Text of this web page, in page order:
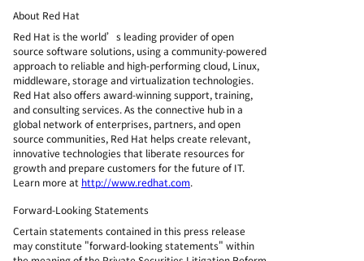
About Red Hat
Red Hat is the world’s leading provider of open
source software solutions, using a community-powered
approach to reliable and high-performing cloud, Linux,
middleware, storage and virtualization technologies.
Red Hat also offers award-winning support, training,
and consulting services. As the connective hub in a
global network of enterprises, partners, and open
source communities, Red Hat helps create relevant,
innovative technologies that liberate resources for
growth and prepare customers for the future of IT.
Learn more at http://www.redhat.com.
Forward-Looking Statements
Certain statements contained in this press release
may constitute "forward-looking statements" within